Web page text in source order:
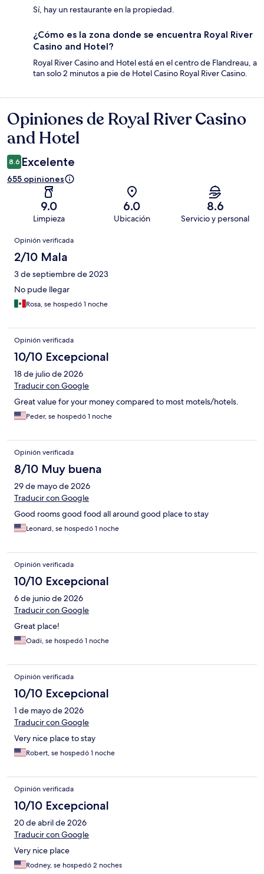
Sí, hay un restaurante en la propiedad.
¿Cómo es la zona donde se encuentra Royal River
Casino and Hotel?
Royal River Casino and Hotel está en el centro de Flandreau, a
tan solo 2 minutos a pie de Hotel Casino Royal River Casino.
Opiniones
Opiniones de Royal River Casino
and Hotel
8.6 Excelente
655 opiniones
9.0
Limpieza
6.0
Ubicación
8.6
Servicio y personal
Opiniones
Opinión verificada
2/10 Mala
3 de septiembre de 2023
No pude llegar
Rosa, se hospedó 1 noche
Opinión verificada
10/10 Excepcional
18 de julio de 2026
Traducir con Google
Great value for your money compared to most motels/hotels.
Peder, se hospedó 1 noche
Opinión verificada
8/10 Muy buena
29 de mayo de 2026
Traducir con Google
Good rooms good food all around good place to stay
Leonard, se hospedó 1 noche
Opinión verificada
10/10 Excepcional
6 de junio de 2026
Traducir con Google
Great place!
Oadi, se hospedó 1 noche
Opinión verificada
10/10 Excepcional
1 de mayo de 2026
Traducir con Google
Very nice place to stay
Robert, se hospedó 1 noche
Opinión verificada
10/10 Excepcional
20 de abril de 2026
Traducir con Google
Very nice place
Rodney, se hospedó 2 noches